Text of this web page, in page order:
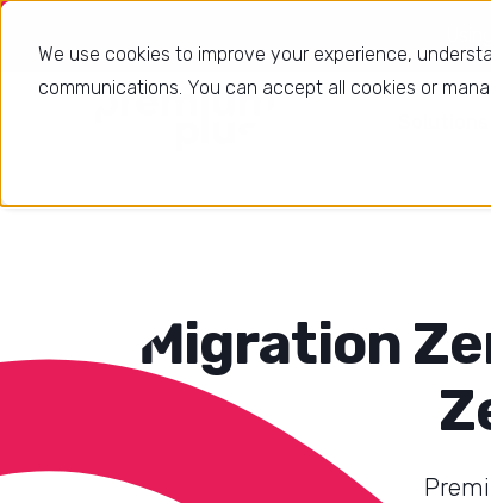
We use cookies to improve your experience,
communications. You can accept all cookies or
Migration Zendesk : transférez vos données vers